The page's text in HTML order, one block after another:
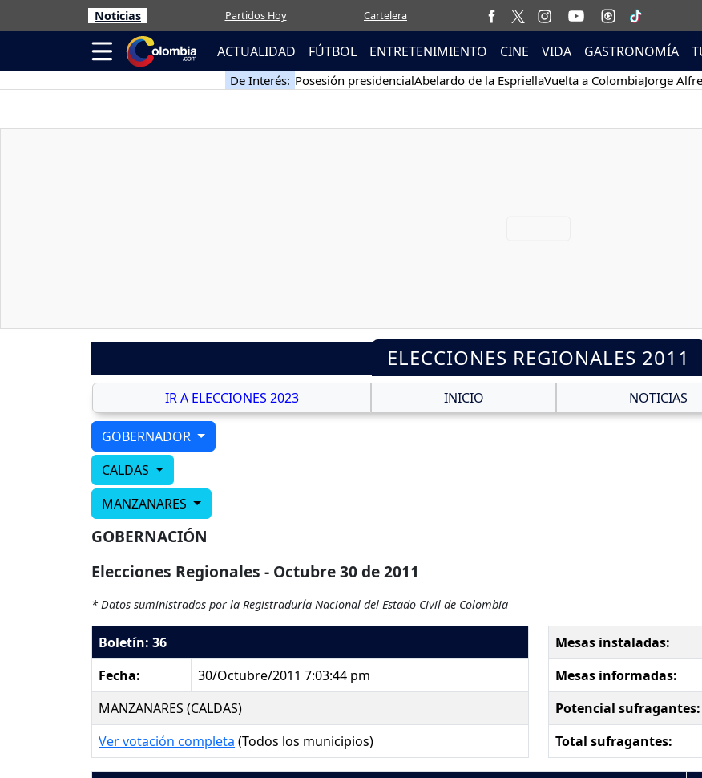
Noticias Partidos Hoy Cartelera
ACTUALIDAD FÚTBOL ENTRETENIMIENTO CINE VIDA GASTRONOMÍA
De Interés: Posesión presidencialAbelardo de la EspriellaVuelta a ColombiaJorge
ELECCIONES REGIONALES 2011
IR A ELECCIONES 2023 INICIO NOTICIAS
GOBERNADOR
CALDAS
MANZANARES
GOBERNACIÓN
Elecciones Regionales - Octubre 30 de 2011
* Datos suministrados por la Registraduría Nacional del Estado Civil de Colombia
Boletín: 36
Fecha:
30/Octubre/2011 7:03:44 pm
MANZANARES (CALDAS)
Ver votación completa (Todos los municipios)
Mesas instaladas:
Mesas informadas:
Potencial sufragantes:
Total sufragantes: